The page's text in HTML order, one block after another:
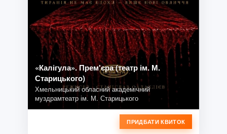
«Калігула». Прем'єра (театр ім. М.
Старицького)
Хмельницький обласний академічний
муздрамтеатр ім. М. Старицького
ПРИДБАТИ КВИТОК